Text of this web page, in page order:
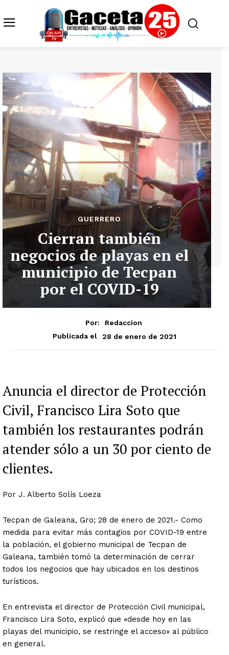
GUERRERO
Cierran también
negocios de playas en el
municipio de Tecpan
por el COVID-19
Por:
Redaccion
Publicada el
28 de enero de 2021
Anuncia el director de Protección
Civil, Francisco Lira Soto que
también los restaurantes podrán
atender sólo a un 30 por ciento de
clientes.
Por J. Alberto Solís Loeza
Tecpan de Galeana, Gro; 28 de enero de 2021.- Como
medida para evitar más contagios por COVID-19 entre
la población, el gobierno municipal de Tecpan de
Galeana, también tomó la determinación de cerrar
todos los negocios que hay ubicados en los destinos
turísticos.
En entrevista el director de Protección Civil municipal,
Francisco Lira Soto, explicó que «desde hoy en las
playas del municipio, se restringe el acceso» al público
en general.